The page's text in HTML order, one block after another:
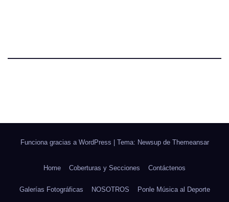
Funciona gracias a WordPress Tema: Newsup de Themeansar
Home Coberturas y Secciones Contáctenos
Galerías Fotográficas NOSOTROS Ponle Música al Deporte